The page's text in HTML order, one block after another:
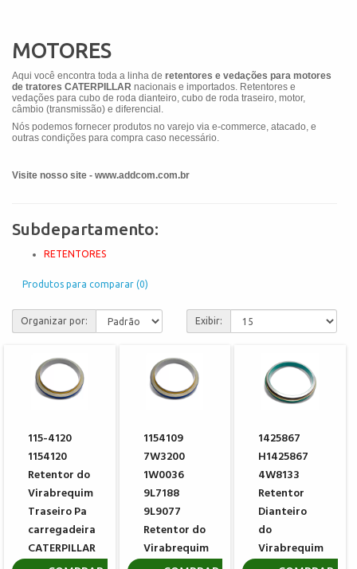
MOTORES
Aqui você encontra toda a linha de retentores e vedações para motores
de tratores CATERPILLAR nacionais e importados. Retentores e
vedações para cubo de roda dianteiro, cubo de roda traseiro, motor,
câmbio (transmissão) e diferencial.
Nós podemos fornecer produtos no varejo via e-commerce, atacado, e
outras condições para compra caso necessário.
Visite nosso site - www.addcom.com.br
Subdepartamento:
RETENTORES
Produtos para comparar (0)
Organizar por: Exibir:
115-4120
1154120
Retentor do
Virabrequim
Traseiro Pa
carregadeira
CATERPILLAR
1154109
7W3200
1W0036
9L7188
9L9077
Retentor do
Virabrequim
1425867
H1425867
4W8133
Retentor
Dianteiro
do
Virabrequim